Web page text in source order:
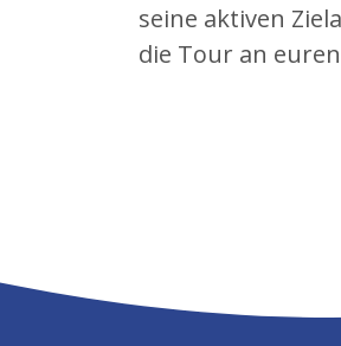
seine aktiven
die Tour an